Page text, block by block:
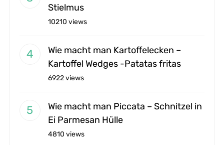
Stielmus
10210 views
Wie macht man Kartoffelecken –
Kartoffel Wedges -Patatas fritas
6922 views
Wie macht man Piccata – Schnitzel in
Ei Parmesan Hülle
4810 views